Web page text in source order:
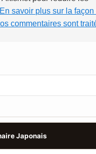
En savoir plus sur la
commentaires sont
Japonais